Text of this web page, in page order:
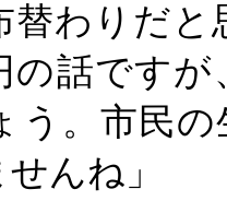
替わりだ
の話です
う。市民
んね」